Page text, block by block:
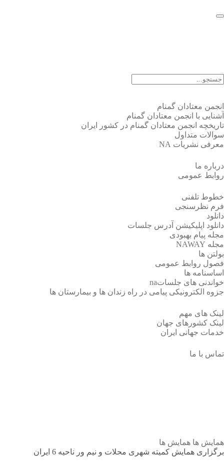
انجمن معتادان گمنام
آشنایی با انجمن معتادان گمنام
تاریخچه انجمن معتادان گمنام در کشور ایران
سوالات متداول
معرفی نشریات NA
درباره ما
روابط عمومی
خطوط تلفنی
فرم نظرسنجی
دانلود
دانلود اپلیکیشن آدرس جلسات
مجله پیام بهبودی
مجله NAWAY
بولتن ها
فصول روابط عمومی
اساسنامه ها
خواندنی های جلساتna
جزوه الکترونیکی پیامی در راه زندان ها و بیمارستان ها
لینک های مهم
لینک کشورهای جهان
خدمات جهانی ایران
تماس با ما
همایش ها همایش ها
برگزاری همایش کمیته شهری محلات و نیم ور ناحیه 6 ایران